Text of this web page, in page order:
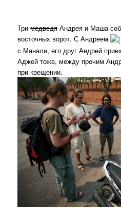
Тримедведя Андрея и Маша
восточных ворот. С Андреем
с Манали, его друг Андрей
Аджей тоже, между прочим
при крещении.